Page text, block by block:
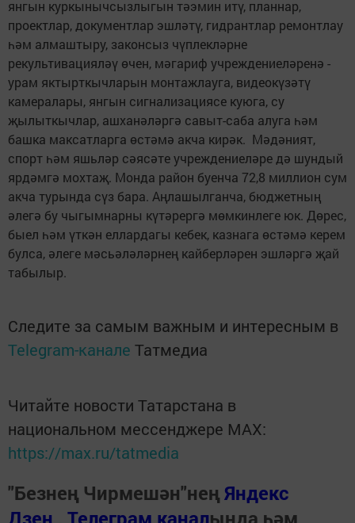
янгын куркынычсызлыгын тәэмин итү, планнар,
проектлар, документлар эшләтү, гидрантлар ремонтлау
һәм алмаштыру, законсыз чүплекләрне
рекультивацияләү өчен, мәгариф учреждениеләренә -
урам яктырткычларын монтажлауга, видеокүзәтү
камералары, янгын сигнализациясе куюга, су
җылыткычлар, ашханәләргә савыт-саба алуга һәм
башка максатларга өстәмә акча кирәк. Мәдәният,
спорт һәм яшьләр сәясәте учреждениеләре дә шундый
ярдәмгә мохтаҗ. Монда район буенча 72,8 миллион сум
акча турында сүз бара. Аңлашылганча, бюджетның
әлегә бу чыгымнарны күтәрергә мөмкинлеге юк. Дөрес,
быел һәм үткән еллардагы кебек, казнага өстәмә керем
булса, әлеге мәсьәләләрнең кайберләрен эшләргә җай
табылыр.
Следите за самым важным и интересным в
Telegram-канале Татмедиа
Читайте новости Татарстана в
национальном мессенджере MАХ:
https://max.ru/tatmedia
"Безнең Чирмешән"неңЯндекс